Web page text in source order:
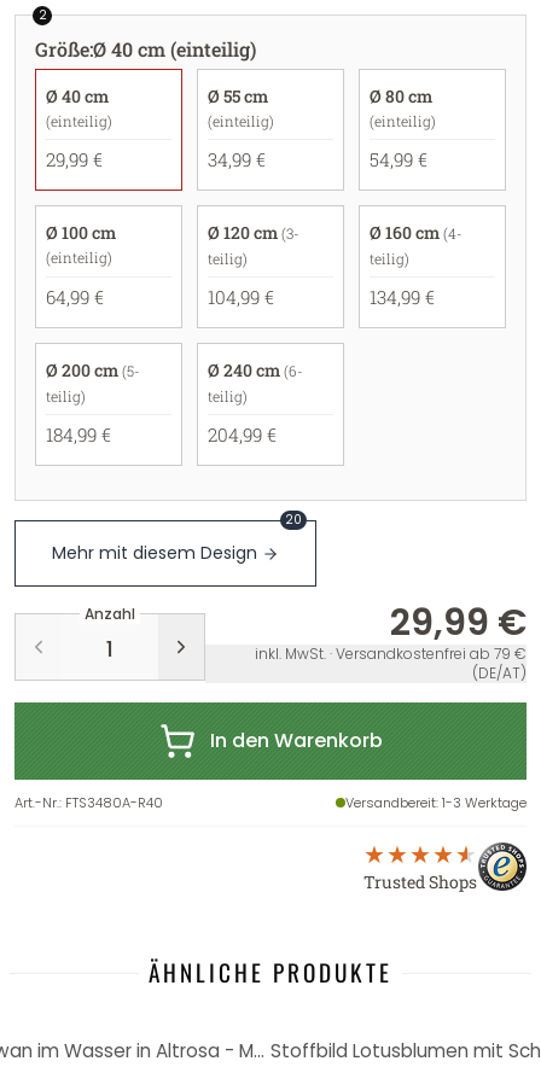
2
Größe:Ø 40 cm (einteilig)
Ø 40 cm
(einteilig)
29,99 €
Ø 55 cm
(einteilig)
34,99 €
Ø 80 cm
(einteilig)
54,99 €
Ø 100 cm
(einteilig)
64,99 €
Ø 120 cm (3-
teilig)
104,99 €
Ø 160 cm (4-
teilig)
134,99 €
Ø 200 cm (5-
teilig)
184,99 €
Ø 240 cm (6-
teilig)
204,99 €
Mehr mit diesem Design
20
Anzahl 29,99 €
inkl. MwSt. · Versandkostenfrei ab 79 €
(DE/AT)
In den Warenkorb
Art.-Nr.: FTS3480A-R40 Versandbereit: 1-3 Werktage
Trusted Shops
ÄHNLICHE PRODUKTE
Glasbild Lotusblumen mit Schwan im Wasser in Altrosa - Ms Tiff - Rund